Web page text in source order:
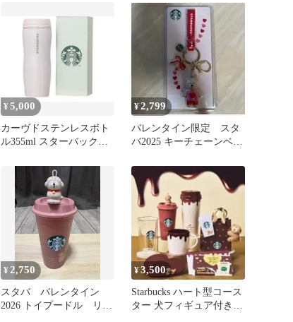
¥5,000
カーヴドステンレスボト
ル355ml スターバックス
¥2,799
バレンタイン限定 スタ
バ2025 キーチェーンベア
¥ 2,750
スタバ バレンタイン
2026 トイプードル リユ
¥3,500
Starbucks ハート型コース
ター 犬フィギュア付き